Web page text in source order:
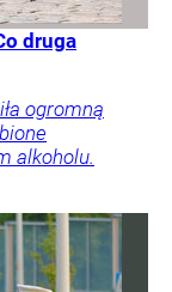
druga
ogromną
alkoholu.